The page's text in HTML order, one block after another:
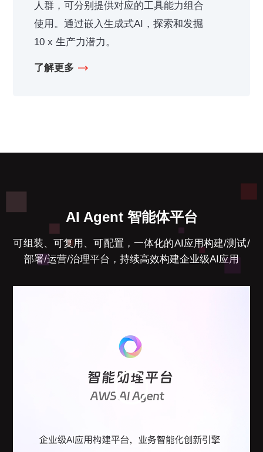
人群，可分别提供对应的工具能力组合
使用。通过嵌入生成式AI，探索和发掘
10 x 生产力潜力。
了解更多
AI Agent 智能体平台
可组装、可复用、可配置，一体化的AI应用构建/测试/
部署/运营/治理平台，持续高效构建企业级AI应用